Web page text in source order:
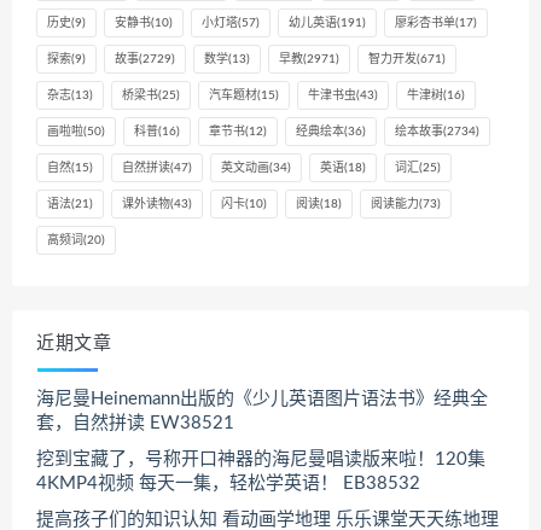
历史(9) 安静书(10) 小灯塔(57) 幼儿英语(191) 廖彩杏书单(17)
探索(9) 故事(2729) 数学(13) 早教(2971) 智力开发(671)
杂志(13) 桥梁书(25) 汽车题材(15) 牛津书虫(43) 牛津树(16)
画啦啦(50) 科普(16) 章节书(12) 经典绘本(36) 绘本故事(2734)
自然(15) 自然拼读(47) 英文动画(34) 英语(18) 词汇 (25)
语法(21) 课外读物(43) 闪卡(10) 阅读(18) 阅读能力 (73)
高频词 (20)
近期文章
海尼曼Heinemann出版的《少儿英语图片语法书》经典全
套，自然拼读 EW38521
挖到宝藏了，号称开口神器的海尼曼唱读版来啦！120集
4KMP4视频 每天一集，轻松学英语！ EB38532
提高孩子们的知识认知 看动画学地理 乐乐课堂天天练地理